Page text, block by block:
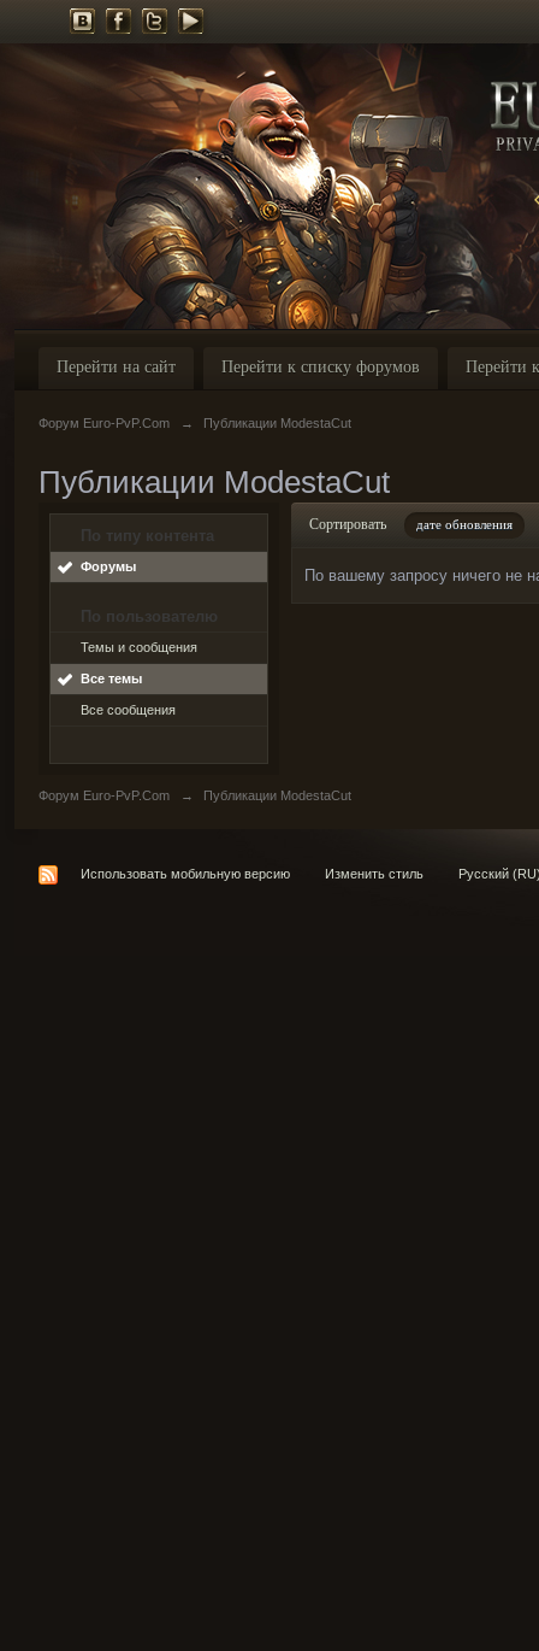
Перейти на сайт Перейти к списку форумов Перейти
Форум Euro-PvP.Com → Публикации ModestaCut
Публикации ModestaCut
По типу контента
Форумы
По пользователю
Темы и сообщения
Все темы
Все сообщения
Сортировать дате обновления
По вашему запросу ничего не
Форум Euro-PvP.Com → Публикации ModestaCut
Использовать мобильную версию Изменить стиль Русский